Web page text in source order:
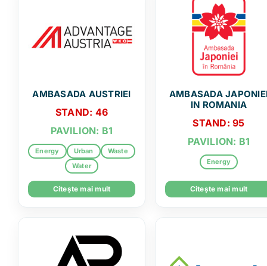
AMBASADA AUSTRIEI
STAND: 46
PAVILION: B1
Energy Urban
Waste
Water
Citește mai mult
AMBASADA
IN ROMANIA
STAND: 95
PAVILION: B1
Energy
Citește mai mult